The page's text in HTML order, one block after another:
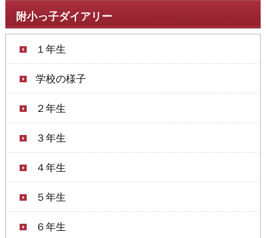
附小っ子ダイアリー
１年生
学校の様子
２年生
３年生
４年生
５年生
６年生